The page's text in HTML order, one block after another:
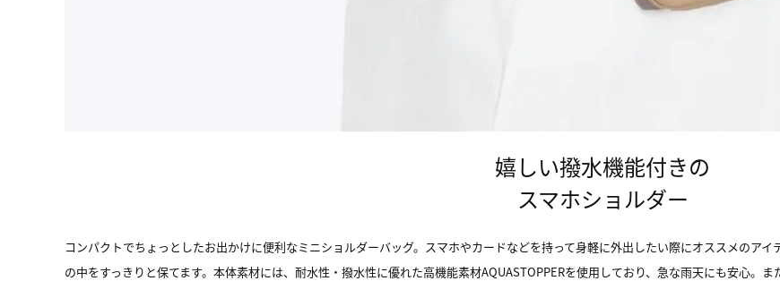
嬉しい撥水機能付きの
スマホショルダー
コンパクトでちょっとしたお出かけに便利なミニショルダーバッグ。スマホやカードなどを持って身軽に外出したい際にオススメのア
の中をすっきりと保てます。本体素材には、耐水性・撥水性に優れた高機能素材AQUASTOPPERを使用しており、急な雨天にも安心。